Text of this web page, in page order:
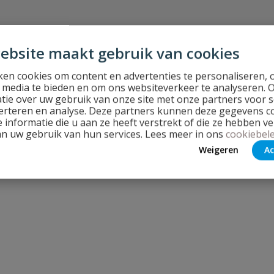
maakt gebruik van cookies
cookies om content en advertenties te personaliseren,
te bieden en om ons websiteverkeer te analyseren.
over uw gebruik van onze site met onze partners voor
en analyse. Deze partners kunnen deze gegevens
informatie die u aan ze heeft verstrekt of die ze hebben
uw gebruik van hun services. Lees meer in ons
Weigeren
Stel jouw